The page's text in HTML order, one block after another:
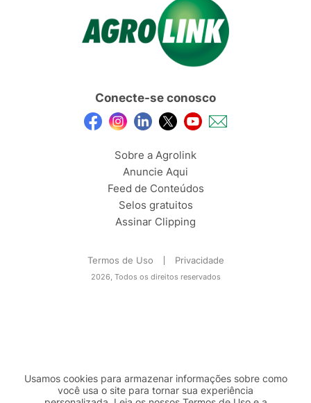
Conecte-se conosco
Sobre a Agrolink
Anuncie Aqui
Feed de Conteúdos
Selos gratuitos
Assinar Clipping
Termos de Uso Privacidade
2026, Todos os direitos reservados
Usamos cookies para armazenar informações sobre como
você usa o site para tornar sua experiência